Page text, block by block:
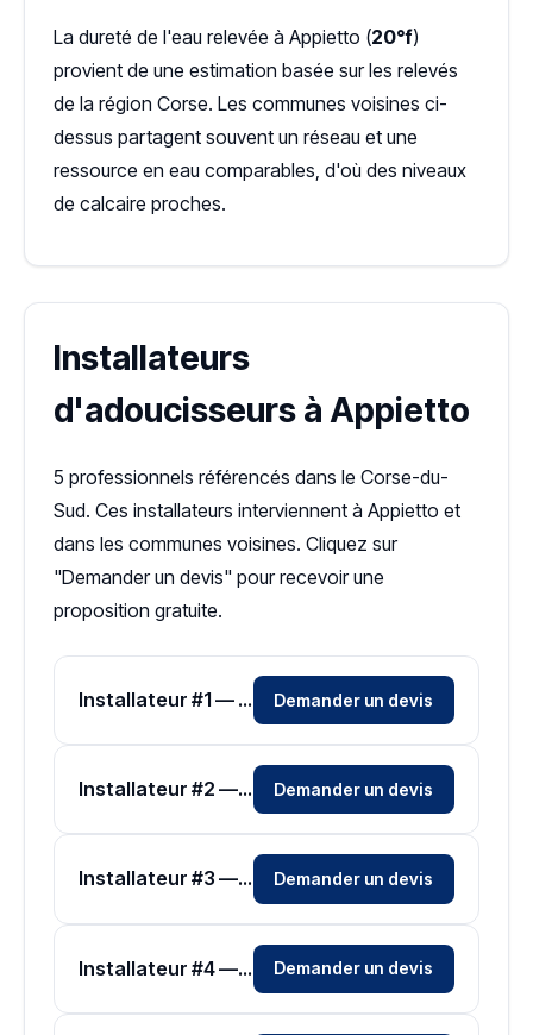
La dureté de l'eau relevée à Appietto (20°f)
provient de une estimation basée sur les relevés
de la région Corse. Les communes voisines ci-
dessus partagent souvent un réseau et une
ressource en eau comparables, d'où des niveaux
de calcaire proches.
Installateurs
d'adoucisseurs à Appietto
5 professionnels référencés dans le Corse-du-
Sud. Ces installateurs interviennent à Appietto et
dans les communes voisines. Cliquez sur
"Demander un devis" pour recevoir une
proposition gratuite.
Installateur #1 — Zone Corse-du-Sud Demander un devis
Installateur #2 — Zone Corse-du-Sud Demander un devis
Installateur #3 — Zone Corse-du-Sud Demander un devis
Installateur #4 — Zone Corse-du-Sud Demander un devis